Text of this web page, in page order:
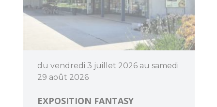
du vendredi 3 juillet 2026 au samedi
29 août 2026
EXPOSITION FANTASY